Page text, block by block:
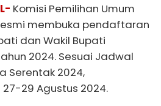
Komisi Pemilihan Umum
membuka pendaftaran
dan Wakil Bupati
2024. Sesuai Jadwal
Serentak 2024,
29 Agustus 2024.